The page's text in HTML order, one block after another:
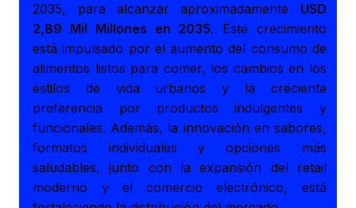
2035, para alcanzar aproximadamente USD
2,89 Mil Millones en 2035. Este crecimiento
está impulsado por el aumento del consumo de
alimentos listos para comer, los cambios en los
estilos de vida urbanos y la creciente
preferencia por productos indulgentes y
funcionales. Además, la innovación en sabores,
formatos individuales y opciones más
saludables, junto con la expansión del retail
moderno y el comercio electrónico, está